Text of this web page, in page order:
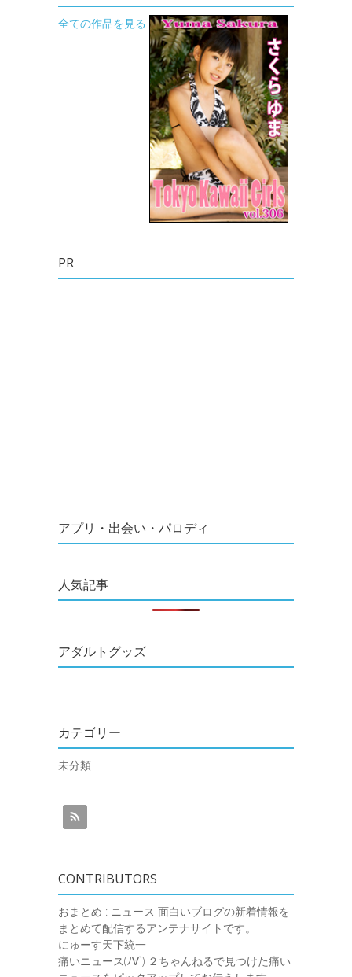
全ての作品を見る
PR
アプリ・出会い・パロディ
人気記事
アダルトグッズ
カテゴリー
未分類
CONTRIBUTORS
おまとめ : ニュース 面白いブログの新着情報を
まとめて配信するアンテナサイトです。
にゅーす天下統一
痛いニュース(ﾉ∀`) ２ちゃんねるで見つけた痛い